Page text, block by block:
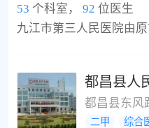
53 个科室， 92 位医生
都昌县人
都昌县东风
二甲 综合